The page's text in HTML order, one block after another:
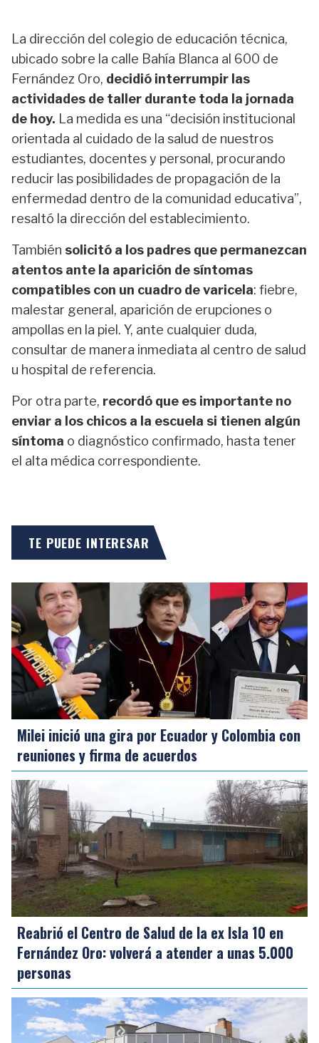
La dirección del colegio de educación técnica,
ubicado sobre la calle Bahía Blanca al 600 de
Fernández Oro, decidió interrumpir las
actividades de taller durante toda la jornada
de hoy. La medida es una “decisión institucional
orientada al cuidado de la salud de nuestros
estudiantes, docentes y personal, procurando
reducir las posibilidades de propagación de la
enfermedad dentro de la comunidad educativa”,
resaltó la dirección del establecimiento.
También solicitó a los padres que permanezcan
atentos ante la aparición de síntomas
compatibles con un cuadro de varicela: fiebre,
malestar general, aparición de erupciones o
ampollas en la piel. Y, ante cualquier duda,
consultar de manera inmediata al centro de salud
u hospital de referencia.
Por otra parte, recordó que es importante no
enviar a los chicos a la escuela si tienen algún
síntoma o diagnóstico confirmado, hasta tener
el alta médica correspondiente.
TE PUEDE INTERESAR
Milei inició una gira por Ecuador y Colombia con
reuniones y firma de acuerdos
Reabrió el Centro de Salud de la ex Isla 10 en
Fernández Oro: volverá a atender a unas 5.000
personas